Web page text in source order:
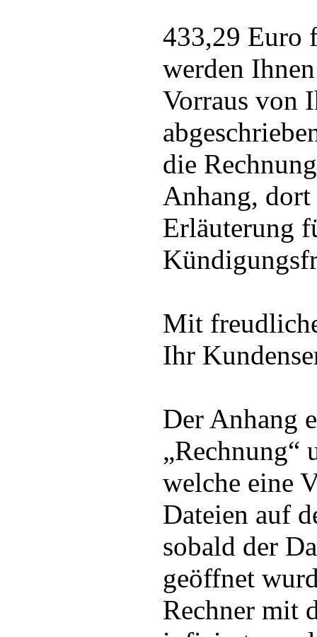
433,29 Euro
werden
Vorraus von
die
Anhang,
Erläuterung
Mit
Ihr
Der Anhang
„Rechnung“
welche eine
Dateien auf
sobald der
geöffnet
Rechner mit